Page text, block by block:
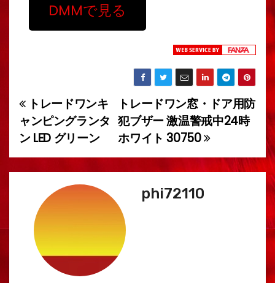
DMMで見る
投
稿
ナ
ゲ
ー
トレードワン窓・ドア用防
犯ブザー 激温警戒中24時
ホワイト 30750
トレードワンキ
ャンピングランタ
ン LED グリーン
phi72110